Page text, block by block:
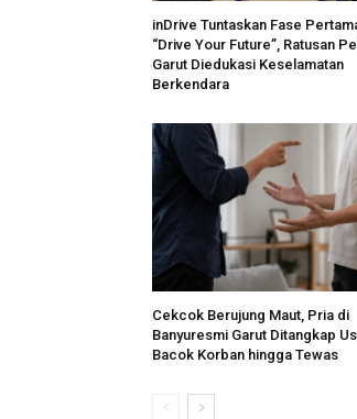
inDrive Tuntaskan Fase
“Drive Your Future”, Ratusan
Garut Diedukasi Keselamatan
Berkendara
Cekcok Berujung Maut, Pria di
Banyuresmi Garut Ditangkap
Bacok Korban hingga Tewas